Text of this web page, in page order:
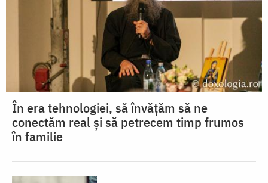
În era tehnologiei, să învățăm să ne
conectăm real și să petrecem timp frumos
în familie